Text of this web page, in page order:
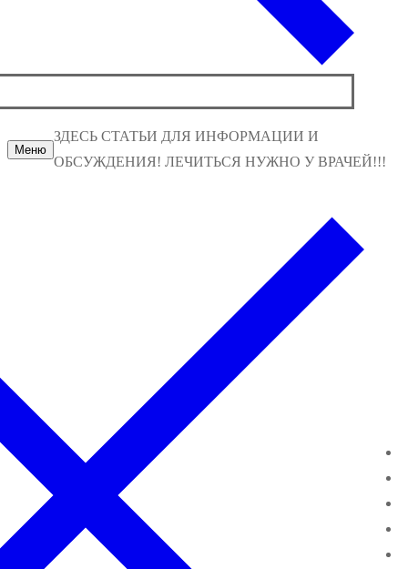
Меню
ЗДЕСЬ СТАТЬИ ДЛЯ ИНФОРМАЦИИ И
ОБСУЖДЕНИЯ! ЛЕЧИТЬСЯ НУЖНО У ВРАЧЕЙ!!!